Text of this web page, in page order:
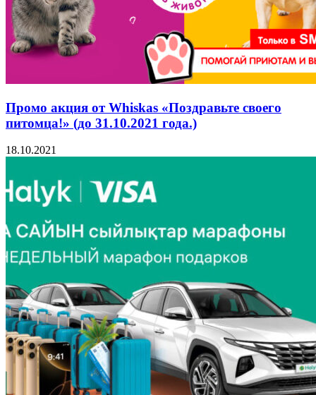
Промо акция от Whiskas «Поздравьте своего
питомца!» (до 31.10.2021 года.)
18.10.2021